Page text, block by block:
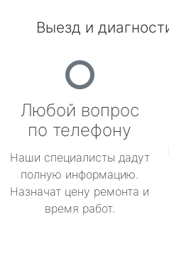
Выезд и
Любой вопрос
по телефону
Наши специалисты дадут
полную информацию.
Назначат цену ремонта и
время работ.